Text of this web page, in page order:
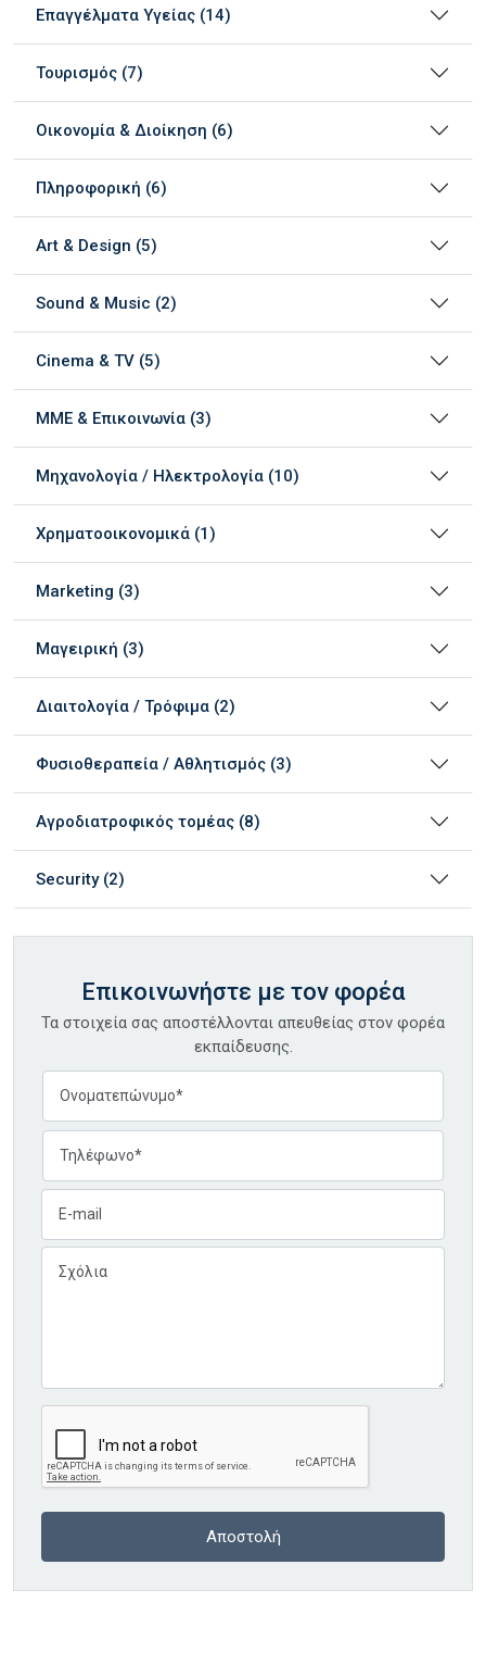
Επαγγέλματα Υγείας (14)
Τουρισμός (7)
Οικονομία & Διοίκηση (6)
Πληροφορική (6)
Art & Design (5)
Sound & Music (2)
Cinema & TV (5)
ΜΜΕ & Επικοινωνία (3)
Μηχανολογία / Ηλεκτρολογία (10)
Χρηματοοικονομικά (1)
Marketing (3)
Μαγειρική (3)
Διαιτολογία / Τρόφιμα (2)
Φυσιοθεραπεία / Αθλητισμός (3)
Αγροδιατροφικός τομέας (8)
Security (2)
Επικοινωνήστε με τον φορέα
Τα στοιχεία σας αποστέλλονται απευθείας στον φορέα
εκπαίδευσης.